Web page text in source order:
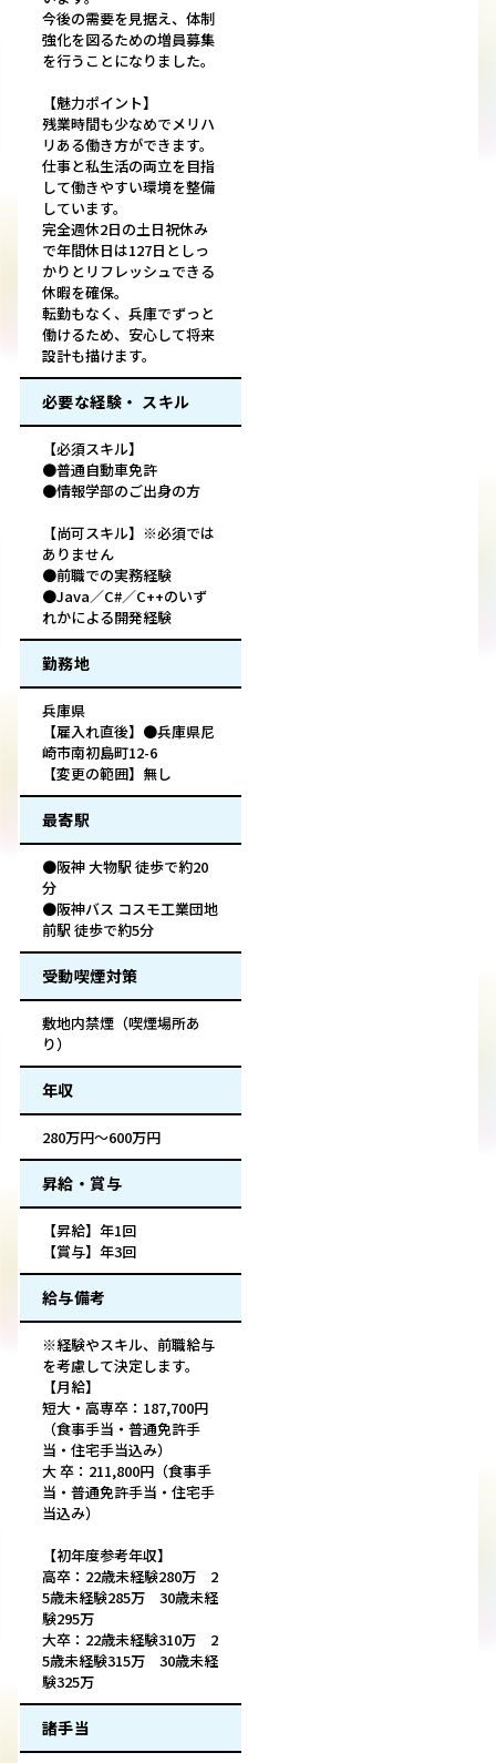
今後の需要を見据え、体制
強化を図るための増員募集
を行うことになりました。
【魅力ポイント】
残業時間も少なめでメリハ
リある働き方ができます。
仕事と私生活の両立を目指
して働きやすい環境を整備
しています。
完全週休2日の土日祝休み
で年間休日は127日としっ
かりとリフレッシュできる
休暇を確保。
転勤もなく、兵庫でずっと
働けるため、安心して将来
設計も描けます。
必要な経験・ スキル
【必須スキル】
●普通自動車免許
●情報学部のご出身の方
【尚可スキル】※必須では
ありません
●前職での実務経験
●Java／C#／C++のいず
れかによる開発経験
勤務地
兵庫県
【雇入れ直後】●兵庫県尼
崎市南初島町12-6
【変更の範囲】無し
最寄駅
●阪神 大物駅 徒歩で約20
分
●阪神バス コスモ工業団地
前駅 徒歩で約5分
受動喫煙対策
敷地内禁煙（喫煙場所あ
り）
年収
280万円～600万円
昇給・賞与
【昇給】年1回
【賞与】年3回
給与備考
※経験やスキル、前職給与
を考慮して決定します。
【月給】
短大・高専卒：187,700円
（食事手当・普通免許手
当・住宅手当込み）
大 卒：211,800円（食事手
当・普通免許手当・住宅手
当込み）
【初年度参考年収】
高卒：22歳未経験280万 2
5歳未経験285万 30歳未経
験295万
大卒：22歳未経験310万 2
5歳未経験315万 30歳未経
験325万
諸手当